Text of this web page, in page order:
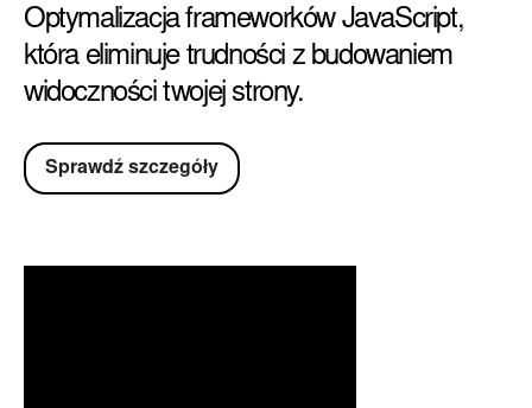
Optymalizacja frameworków JavaScript,
która eliminuje trudności z budowaniem
widoczności twojej strony.
Sprawdź szczegóły